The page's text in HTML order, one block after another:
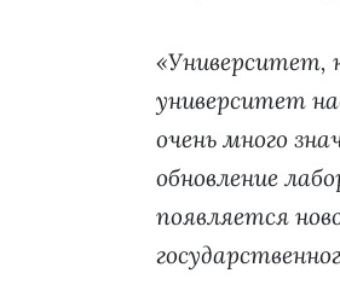
«Университет,
университет
очень много
обновление
появляется